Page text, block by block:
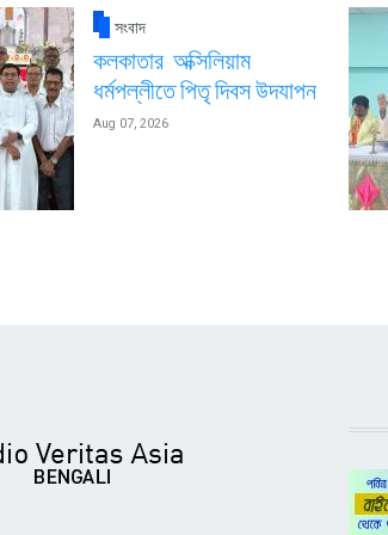
সংবাদ
কলকাতার অক্সিলিয়াম
ধর্মপল্লীতে পিতৃ দিবস উদযাপন
Aug 07, 2026